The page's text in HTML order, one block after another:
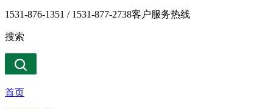
1531-876-1351 / 1531-877-2738客户服务热线
搜索
首页